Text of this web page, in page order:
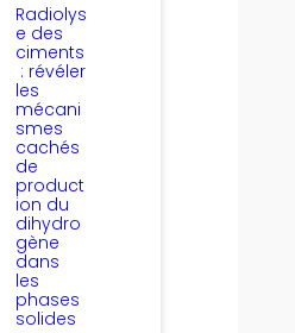
Radiolys
e des
ciments
: révéler
les
mécani
smes
cachés
de
product
ion du
dihydro
gène
dans
les
phases
solides